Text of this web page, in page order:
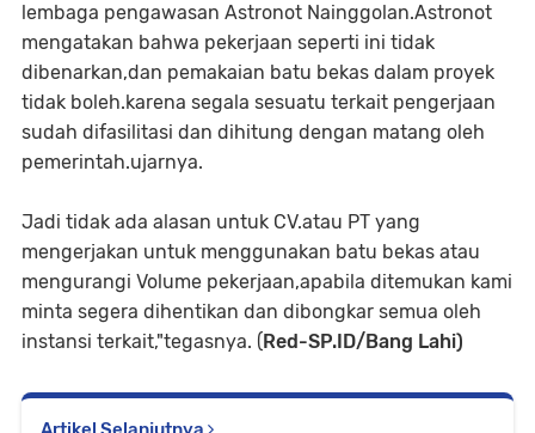
lembaga pengawasan Astronot Nainggolan.Astronot
mengatakan bahwa pekerjaan seperti ini tidak
dibenarkan,dan pemakaian batu bekas dalam proyek
tidak boleh.karena segala sesuatu terkait pengerjaan
sudah difasilitasi dan dihitung dengan matang oleh
pemerintah.ujarnya.
Jadi tidak ada alasan untuk CV.atau PT yang
mengerjakan untuk menggunakan batu bekas atau
mengurangi Volume pekerjaan,apabila ditemukan kami
minta segera dihentikan dan dibongkar semua oleh
instansi terkait,"tegasnya. (Red-SP.ID/Bang Lahi)